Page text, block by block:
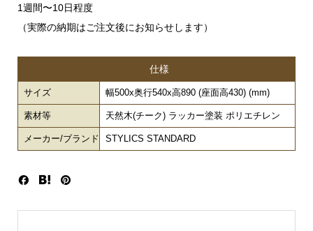
1週間〜10日程度
（実際の納期はご注文後にお知らせします）
仕様
サイズ 幅500x奥行540x高890 (座面高430) (mm)
素材等 天然木(チーク) ラッカー塗装 ポリエチレン
メーカー/ブランド STYLICS STANDARD